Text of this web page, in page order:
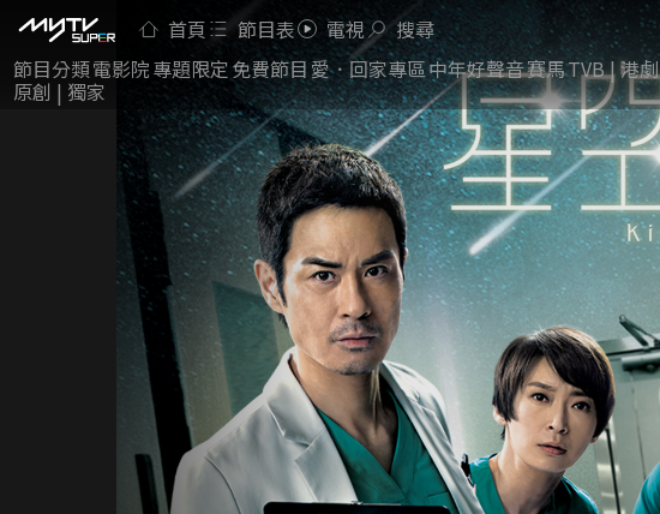
首頁 節目表 電視 搜尋
節目分類電影院專題限定免費節目 愛．回家專區中年好聲音賽馬TVB | 港劇
原創 | 獨家